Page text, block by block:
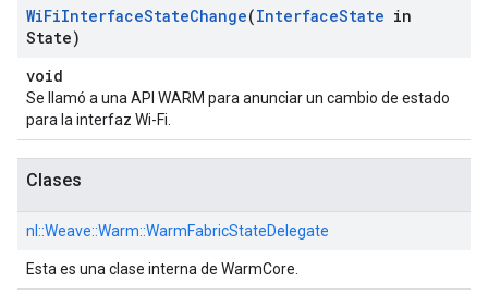
WiFiInterfaceStateChange(InterfaceState in
State)
void
Se llamó a una API WARM para anunciar un cambio de estado
para la interfaz Wi-Fi.
Clases
nl::Weave::Warm::WarmFabricStateDelegate
Esta es una clase interna de WarmCore.